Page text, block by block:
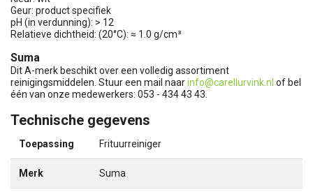
Geur: product specifiek
pH (in verdunning): > 12
Relatieve dichtheid: (20°C): ≈ 1.0 g/cm³
Suma
Dit A-merk beschikt over een volledig assortiment
reinigingsmiddelen. Stuur een mail naarinfo@carellurvink.nl of bel
één van onze medewerkers: 053 - 434 43 43.
Technische gegevens
Toepassing Frituurreiniger
Merk Suma